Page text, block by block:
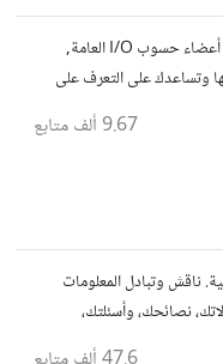
اطرح اسئلة مثيرة للتفكير وأجب على استفسارات أعضاء حسوب I/O العامة,
وتساعدك على التعرف على
9.67 ألف متابع
ناقش وتبادل المعلومات
نصائحك، وأسئلتك،